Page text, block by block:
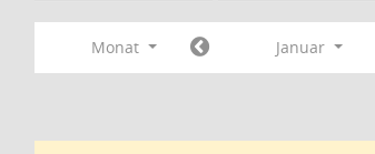
Monat Januar